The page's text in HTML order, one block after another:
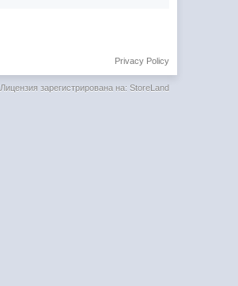
Privacy Policy
Лицензия зарегистрирована на: StoreLand